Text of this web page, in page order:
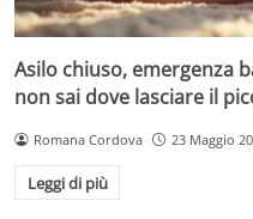
Asilo chiuso, emergenza
non sai dove lasciare il
Romana Cordova 23 Maggio
Leggi di più